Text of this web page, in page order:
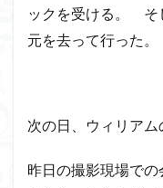
ックを受ける。 そ
元を去って行った。
次の日、ウィリアム
昨日の撮影現場で